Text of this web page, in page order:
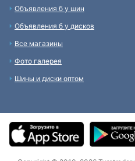
Объявления б у шин
Объявления б у дисков
Все магазины
Фото галерея
Шины и диски оптом